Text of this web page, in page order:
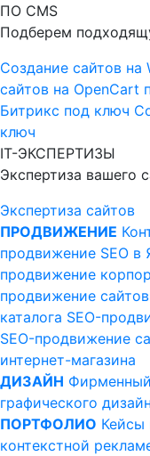
ПО CMS
Подберем
Создание сайтов на
сайтов на OpenCart
Битрикс под ключ
ключ
IT-ЭКСПЕРТИЗЫ
Экспертиза вашего
Экспертиза сайтов
ПРОДВИЖЕНИЕ
продвижение SEO в
продвижение
продвижение сайтов
каталога SEO-
SEO-продвижение
интернет-магазина
ДИЗАЙН
графического
ПОРТФОЛИО Кейсы
контекстной